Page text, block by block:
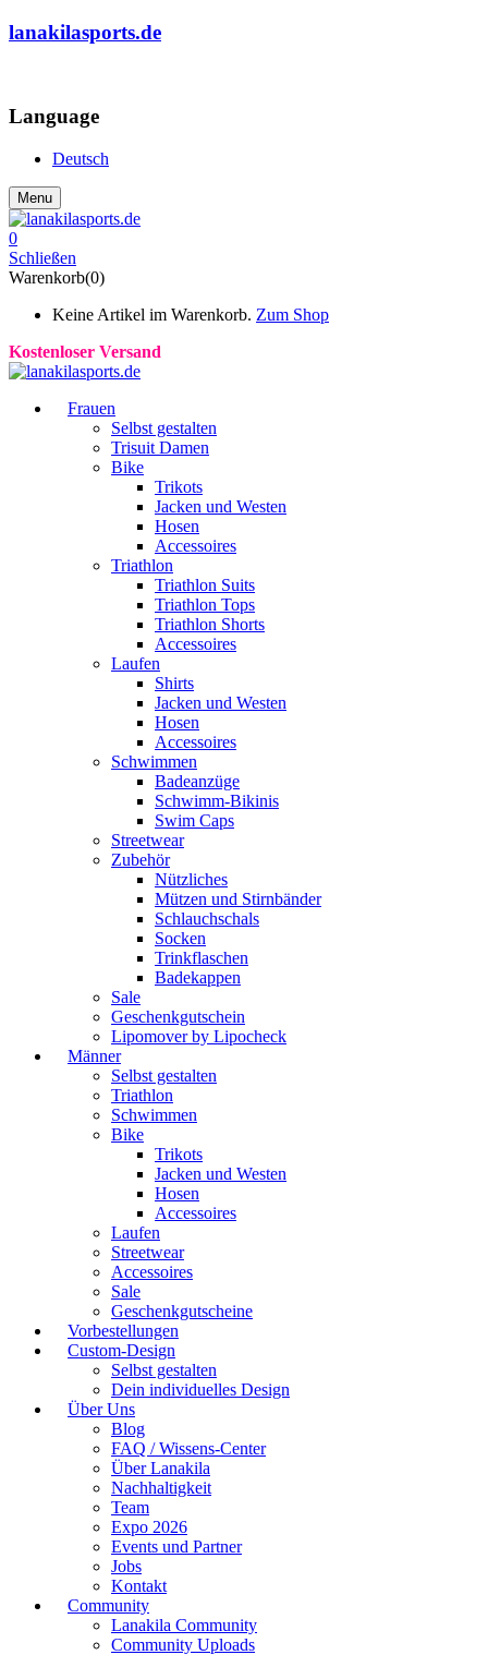
lanakilasports.de
Language
Deutsch
Menu
0
Schließen
Warenkorb(0)
Keine Artikel im Warenkorb. Zum Shop
Kostenloser Versand
Frauen
Selbst gestalten
Trisuit Damen
Bike
Trikots
Jacken und Westen
Hosen
Accessoires
Triathlon
Triathlon Suits
Triathlon Tops
Triathlon Shorts
Accessoires
Laufen
Shirts
Jacken und Westen
Hosen
Accessoires
Schwimmen
Badeanzüge
Schwimm-Bikinis
Swim Caps
Streetwear
Zubehör
Nützliches
Mützen und Stirnbänder
Schlauchschals
Socken
Trinkflaschen
Badekappen
Sale
Geschenkgutschein
Lipomover by Lipocheck
Männer
Selbst gestalten
Triathlon
Schwimmen
Bike
Trikots
Jacken und Westen
Hosen
Accessoires
Laufen
Streetwear
Accessoires
Sale
Geschenkgutscheine
Vorbestellungen
Custom-Design
Selbst gestalten
Dein individuelles Design
Über Uns
Blog
FAQ / Wissens-Center
Über Lanakila
Nachhaltigkeit
Team
Expo 2026
Events und Partner
Jobs
Kontakt
Community
Lanakila Community
Community Uploads